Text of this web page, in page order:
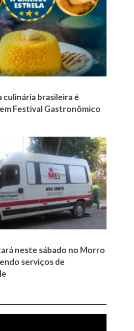
culinária brasileira é
Festival Gastronômico
neste sábado no Morro
serviços de